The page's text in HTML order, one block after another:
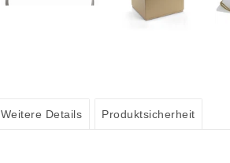
Weitere Details Produktsicherheit